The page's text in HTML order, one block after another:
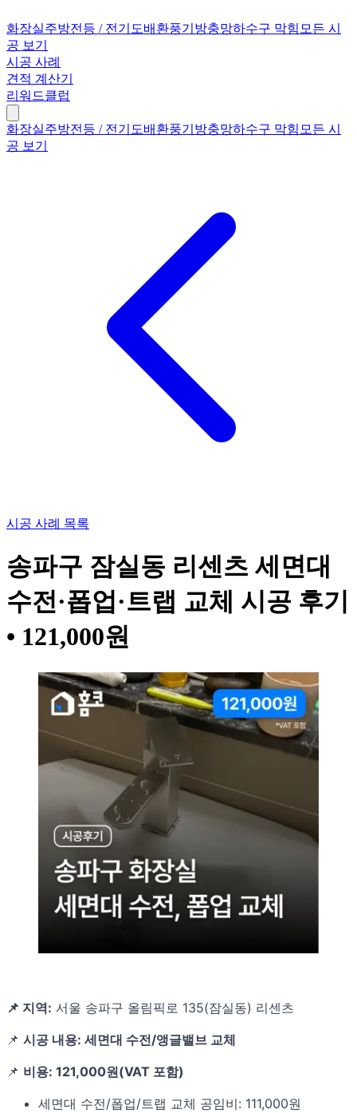
화장실주방전등 / 전기 도배 환풍기 방충망하수구 막힘 모든 시
공 보기
시공 사례
견적 계산기
리워드클럽
화장실주방전등 / 전기 도배 환풍기 방충망하수구 막힘 모든 시
공 보기
시공 사례 목록
송파구 잠실동 리센츠 세면대
수전·폽업·트랩 교체 시공 후기
• 121,000원
📌 지역: 서울 송파구 올림픽로 135(잠실동) 리센츠
📌 시공 내용: 세면대 수전/앵글밸브 교체
📌 비용: 121,000원(VAT 포함)
세면대 수전/폽업/트랩 교체 공임비: 111,000원